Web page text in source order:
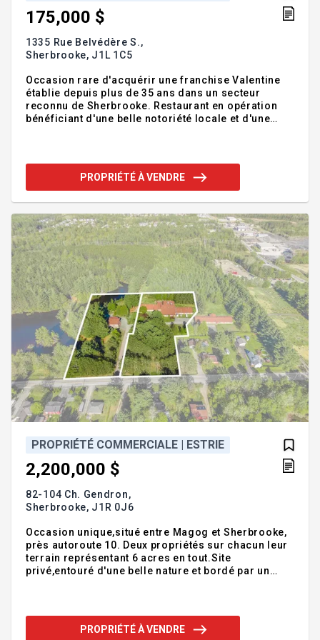
175,000 $
1335 Rue Belvédère S.,
Sherbrooke, J1L 1C5
Occasion rare d'acquérir une franchise Valentine
établie depuis plus de 35 ans dans un secteur
reconnu de Sherbrooke. Restaurant en opération
bénéficiant d'une belle notoriété locale et d'une
opportunité pour un acheteur motivé et dynamique
souhaitant reprendre les rênes de l'entreprise,
reconnue, exploitée à cette adresse depuis plus de
35 ans et bénéficiant d'
PROPRIÉTÉ À VENDRE
PROPRIÉTÉ COMMERCIALE | ESTRIE
2,200,000 $
82-104 Ch. Gendron,
Sherbrooke, J1R 0J6
Occasion unique,situé entre Magog et Sherbrooke,
près autoroute 10. Deux propriétés sur chacun leur
terrain représentant 6 acres en tout.Site
privé,entouré d'une belle nature et bordé par un
cuisines,salons,garage attaché. Ainsi que d'un
autre bâtiment de +/- 32 chambres avec salles de
PROPRIÉTÉ À VENDRE